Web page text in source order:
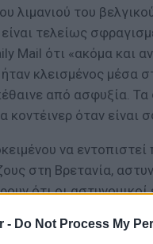
- Do Not Process My
λιμανιού του
τελείως
Mail ότι «ακόμα και
κλεισμένος μέσα
από ασφυξία.
όταν είναι
να εντοπιστεί
στη Βρετανία,
ότι οι
Ιρλανδία με τον
έχει μπει μια σπείρα